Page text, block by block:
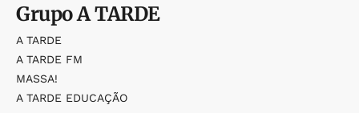
GrupoA TARDE
A TARDE
A TARDE FM
MASSA!
A TARDE EDUCAÇÃO